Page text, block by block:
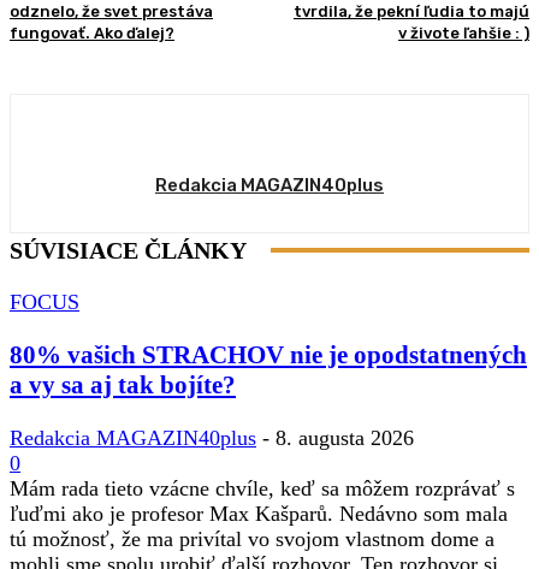
odznelo, že svet prestáva
fungovať. Ako ďalej?
tvrdila, že pekní ľudia to majú
v živote ľahšie : )
Redakcia MAGAZIN40plus
SÚVISIACE ČLÁNKY
FOCUS
80% vašich STRACHOV nie je opodstatnených
a vy sa aj tak bojíte?
Redakcia MAGAZIN40plus - 8. augusta 2026
0
Mám rada tieto vzácne chvíle, keď sa môžem rozprávať s
ľuďmi ako je profesor Max Kašparů. Nedávno som mala
tú možnosť, že ma privítal vo svojom vlastnom dome a
mohli sme spolu urobiť ďalší rozhovor. Ten rozhovor si